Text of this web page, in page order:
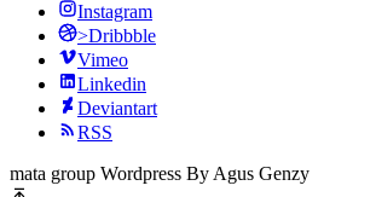
Instagram
>Dribbble
Vimeo
Linkedin
Deviantart
RSS
mata group Wordpress By Agus Genzy